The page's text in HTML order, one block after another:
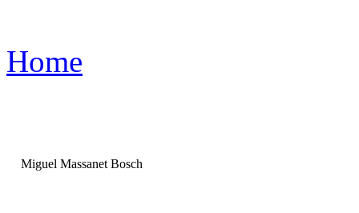
Home
Miguel Massanet Bosch